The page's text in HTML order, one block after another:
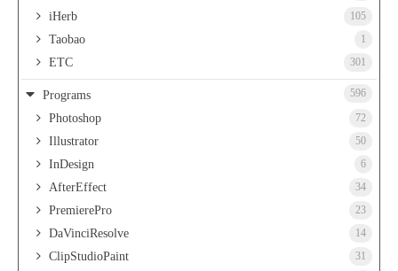
iHerb 105
Taobao 1
ETC 301
Programs 596
Photoshop 72
Illustrator 50
InDesign 6
AfterEffect 34
PremierePro 23
DaVinciResolve 14
ClipStudioPaint 31